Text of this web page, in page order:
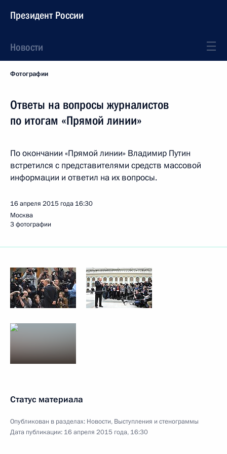
Президент России
Новости
Фотографии
Ответы на вопросы журналистов
по итогам «Прямой линии»
По окончании «Прямой линии» Владимир Путин
встретился с представителями средств массовой
информации и ответил на их вопросы.
16 апреля 2015 года 16:30
Москва
3 фотографии
Статус материала
Опубликован в разделах: Новости, Выступления и стенограммы
Дата публикации: 16 апреля 2015 года, 16:30